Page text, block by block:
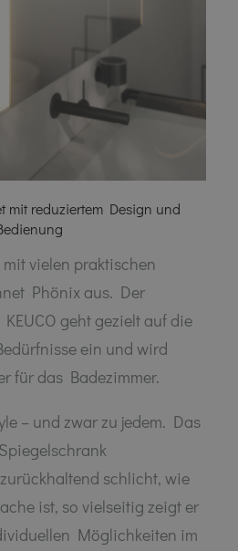
mit reduziertem Design und
vielen praktischen
Phönix aus. Der
geht gezielt auf die
ein und wird
für das Badezimmer.
– und zwar zu jedem. Das
schlicht, wie
ist, so vielseitig zeigt er
Möglichkeiten im